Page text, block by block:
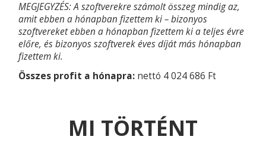
MEGJEGYZÉS: A szoftverekre számolt összeg mindig az,
amit ebben a hónapban fizettem ki – bizonyos
szoftvereket ebben a hónapban fizettem ki a teljes évre
előre, és bizonyos szoftverek éves díját más hónapban
fizettem ki.
Összes profit a hónapra: nettó 4 024 686 Ft
MI TÖRTÉNT